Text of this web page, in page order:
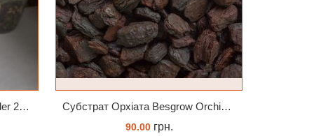
Універсальний Peters Allrounder 20-20-20+ТЕ Субстрат Орхіата Besgrow Orchiata фракція 18-25мм
90.00грн.